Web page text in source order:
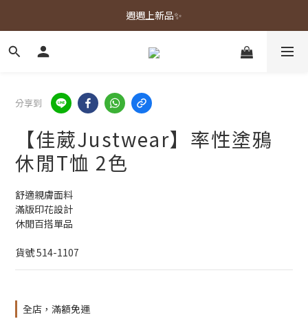
春夏新品上市🌿
週週上新品✨
春夏新品上市🌿
分享到
【佳葳Justwear】率性塗鴉
休閒T恤 2色
舒適親膚面料
滿版印花設計
休閒百搭單品
貨號 514-1107
全店，滿額免運